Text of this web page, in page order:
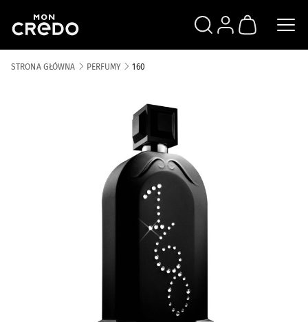
SZUKAJZALOGUJ SIĘ
KOSZYK
STRONA GŁÓWNA PERFUMY 160